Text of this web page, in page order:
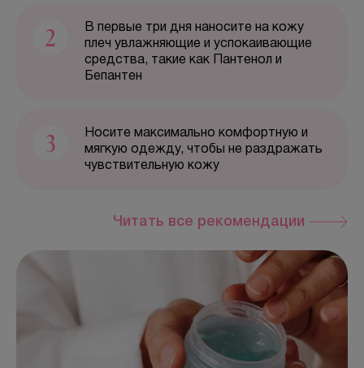
Вопрос-ответ
+7 (800) 301 17 54
Москва , Тверская
5,0
ПРОЙТИ ТЕСТ
2
В первые три дня наносите на кожу
плеч увлажняющие и успокаивающие
средства, такие как Пантенол и
Бепантен
3
Носите максимально комфортную и
мягкую одежду, чтобы не раздражать
чувствительную кожу
Читать все рекомендации